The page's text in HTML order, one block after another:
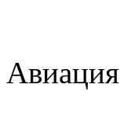
Авиация